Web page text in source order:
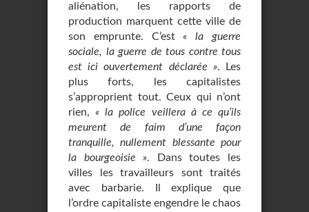
aliénation, les rapports de
production marquent cette ville de
son emprunte. C’est« la guerre
sociale, la guerre de tous contre tous
est ici ouvertement déclarée ». Les
plus forts, les capitalistes
s’approprient tout. Ceux qui n’ont
rien,« la police veillera à ce qu’ils
meurent de faim d’une façon
tranquille, nullement blessante pour
la bourgeoisie ». Dans toutes les
villes les travailleurs sont traités
avec barbarie. Il explique que
l’ordre capitaliste engendre le chaos